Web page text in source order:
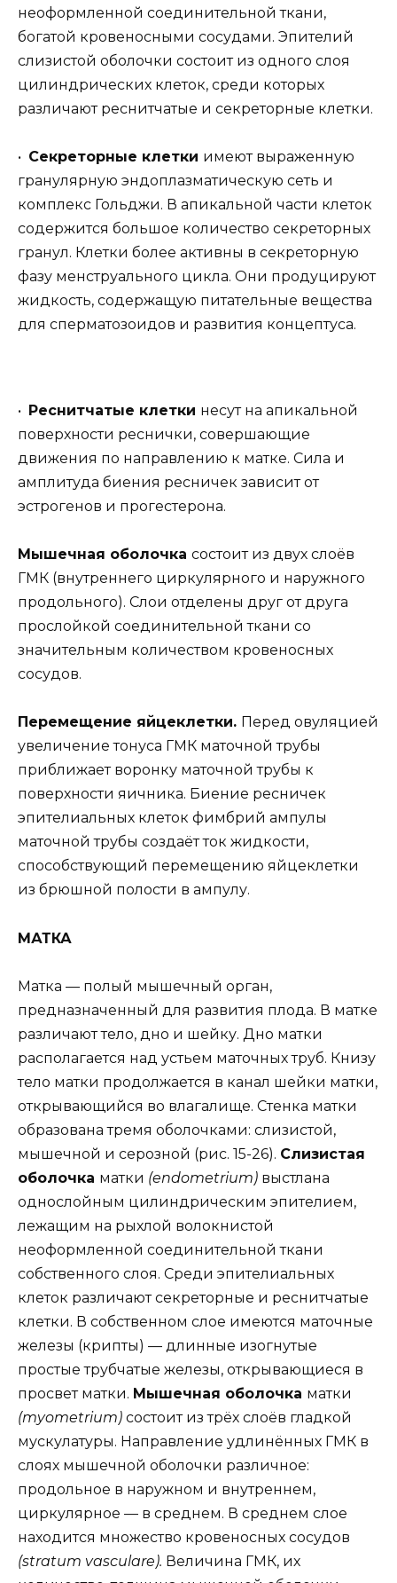
неоформленной соединительной ткани,
богатой кровеносными сосудами. Эпителий
слизистой оболочки состоит из одного слоя
цилиндрических клеток, среди которых
различают реснитчатые и секреторные клетки.
• Секреторные клетки имеют выраженную
гранулярную эндоплазматическую сеть и
комплекс Гольджи. В апикальной части клеток
содержится большое количество секреторных
гранул. Клетки более активны в секреторную
фазу менструального цикла. Они продуцируют
жидкость, содержащую питательные вещества
для сперматозоидов и развития концептуса.
• Реснитчатые клетки несут на апикальной
поверхности реснички, совершающие
движения по направлению к матке. Сила и
амплитуда биения ресничек зависит от
эстрогенов и прогестерона.
Мышечная оболочка состоит из двух слоёв
ГМК (внутреннего циркулярного и наружного
продольного). Слои отделены друг от друга
прослойкой соединительной ткани со
значительным количеством кровеносных
сосудов.
Перемещение яйцеклетки. Перед овуляцией
увеличение тонуса ГМК маточной трубы
приближает воронку маточной трубы к
поверхности яичника. Биение ресничек
эпителиальных клеток фимбрий ампулы
маточной трубы создаёт ток жидкости,
способствующий перемещению яйцеклетки
из брюшной полости в ампулу.
МАТКА
Матка — полый мышечный орган,
предназначенный для развития плода. В матке
различают тело, дно и шейку. Дно матки
располагается над устьем маточных труб. Книзу
тело матки продолжается в канал шейки матки,
открывающийся во влагалище. Стенка матки
образована тремя оболочками: слизистой,
мышечной и серозной (рис. 15-26). Слизистая
оболочка матки (endometrium) выстлана
однослойным цилиндрическим эпителием,
лежащим на рыхлой волокнистой
неоформленной соединительной ткани
собственного слоя. Среди эпителиальных
клеток различают секреторные и реснитчатые
клетки. В собственном слое имеются маточные
железы (крипты) — длинные изогнутые
простые трубчатые железы, открывающиеся в
просвет матки. Мышечная оболочка матки
(myometrium) состоит из трёх слоёв гладкой
мускулатуры. Направление удлинённых ГМК в
слоях мышечной оболочки различное:
продольное в наружном и внутреннем,
циркулярное — в среднем. В среднем слое
находится множество кровеносных сосудов
(stratum vasculare). Величина ГМК, их